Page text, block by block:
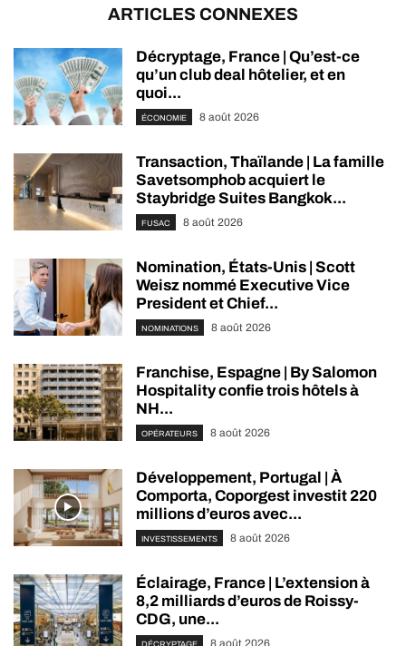
ARTICLES CONNEXES
Décryptage, France | Qu’est-ce
qu’un club deal hôtelier, et en
quoi...
ÉCONOMIE 8 août 2026
Transaction, Thaïlande | La famille
Savetsomphob acquiert le
Staybridge Suites Bangkok...
FUSAC 8 août 2026
Nomination, États-Unis | Scott
Weisz nommé Executive Vice
President et Chief...
NOMINATIONS 8 août 2026
Franchise, Espagne | By Salomon
Hospitality confie trois hôtels à
NH...
OPÉRATEURS 8 août 2026
Développement, Portugal | À
Comporta, Coporgest investit 220
millions d’euros avec...
INVESTISSEMENTS 8 août 2026
Éclairage, France | L’extension à
8,2 milliards d’euros de Roissy-
CDG, une...
DÉCRYPTAGE 8 août 2026